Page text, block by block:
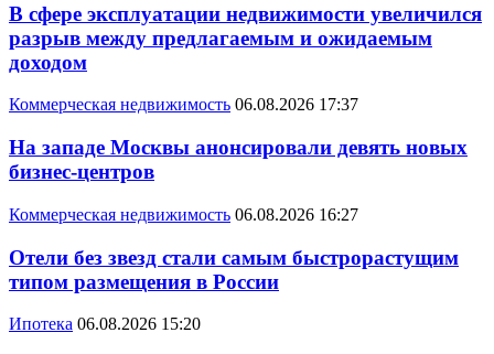
В сфере эксплуатации недвижимости увеличился
разрыв между предлагаемым и ожидаемым
доходом
Коммерческая недвижимость 06.08.2026 17:37
На западе Москвы анонсировали девять новых
бизнес-центров
Коммерческая недвижимость 06.08.2026 16:27
Отели без звезд стали самым быстрорастущим
типом размещения в России
Ипотека 06.08.2026 15:20